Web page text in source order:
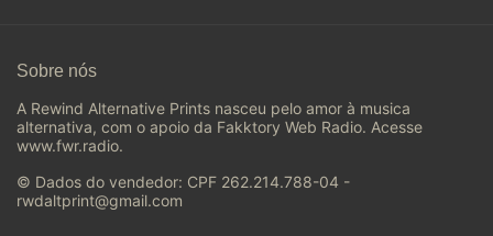
Sobre nós
A Rewind Alternative Prints nasceu pelo amor à musica
alternativa, com o apoio da Fakktory Web Radio. Acesse
www.fwr.radio.
© Dados do vendedor: CPF 262.214.788-04 -
rwdaltprint@gmail.com